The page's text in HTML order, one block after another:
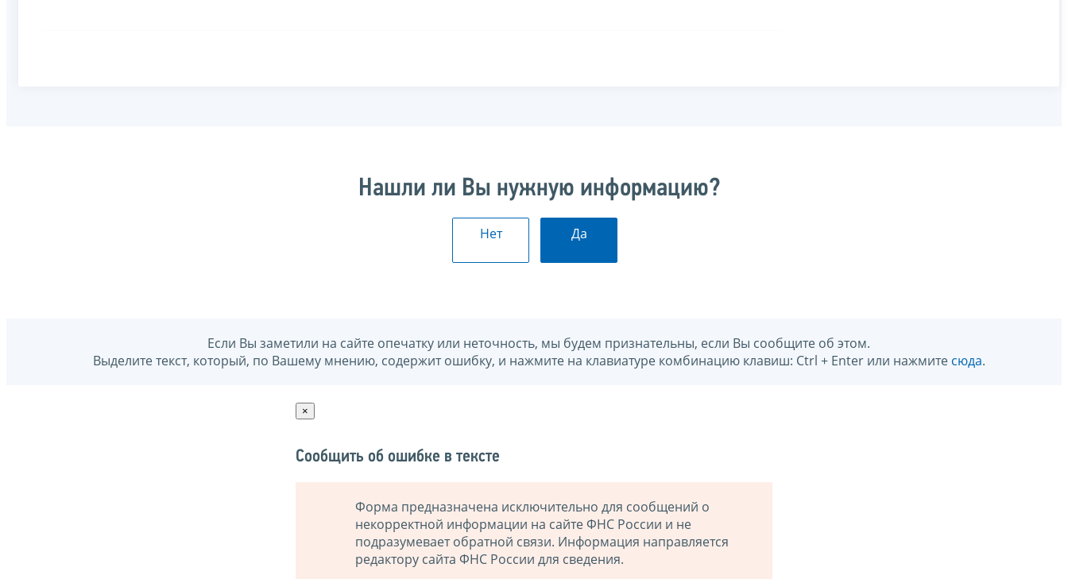
Нашли ли Вы нужную информацию?
Нет Да
Если Вы заметили на сайте опечатку или неточность, мы будем признательны, если Вы сообщите об этом.
Выделите текст, который, по Вашему мнению, содержит ошибку, и нажмите на клавиатуре комбинацию клавиш: Ctrl + Enter или нажмите сюда.
×
Сообщить об ошибке в тексте
Форма предназначена исключительно для сообщений о
некорректной информации на сайте ФНС России и не
подразумевает обратной связи. Информация направляется
редактору сайта ФНС России для сведения.